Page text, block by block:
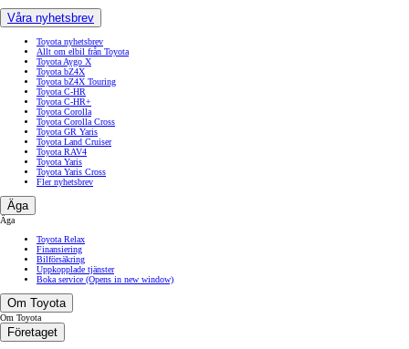
Våra nyhetsbrev
Toyota nyhetsbrev
Allt om elbil från Toyota
Toyota Aygo X
Toyota bZ4X
Toyota bZ4X Touring
Toyota C-HR
Toyota C-HR+
Toyota Corolla
Toyota Corolla Cross
Toyota GR Yaris
Toyota Land Cruiser
Toyota RAV4
Toyota Yaris
Toyota Yaris Cross
Fler nyhetsbrev
Äga
Äga
Toyota Relax
Finansiering
Bilförsäkring
Uppkopplade tjänster
Boka service (Opens in new window)
Om Toyota
Om Toyota
Företaget